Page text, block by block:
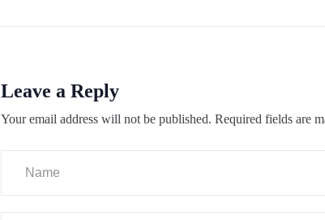
Leave a Reply
Your email address will not be published. Required fields are